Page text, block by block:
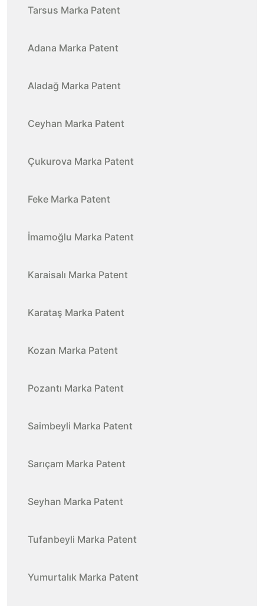
Tarsus Marka Patent
Adana Marka Patent
Aladağ Marka Patent
Ceyhan Marka Patent
Çukurova Marka Patent
Feke Marka Patent
İmamoğlu Marka Patent
Karaisalı Marka Patent
Karataş Marka Patent
Kozan Marka Patent
Pozantı Marka Patent
Saimbeyli Marka Patent
Sarıçam Marka Patent
Seyhan Marka Patent
Tufanbeyli Marka Patent
Yumurtalık Marka Patent